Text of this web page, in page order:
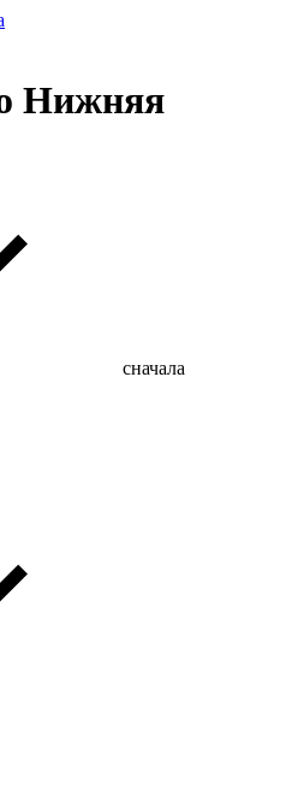
Нижняя
сначала